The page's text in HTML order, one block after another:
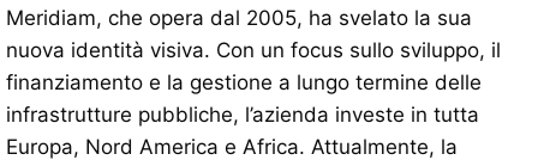
Meridiam, che opera dal 2005, ha svelato la sua
nuova identità visiva. Con un focus sullo sviluppo, il
finanziamento e la gestione a lungo termine delle
infrastrutture pubbliche, l’azienda investe in tutta
Europa, Nord America e Africa. Attualmente, la